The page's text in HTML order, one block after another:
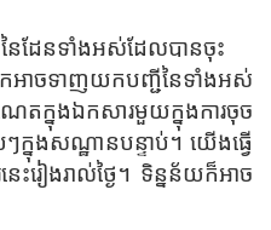
ៃដែនទាំងអស់ដែលបានចុះ
អាចទាញយកបញ្ជីនៃទាំងអស់
ក្នុងឯកសារមួយក្នុងការចុច
នុងសណ្ឋានបន្ទាប់។ យើងធ្វើ
េះរៀងរាល់ថ្ងៃ។ ទិន្នន័យក៏អាច